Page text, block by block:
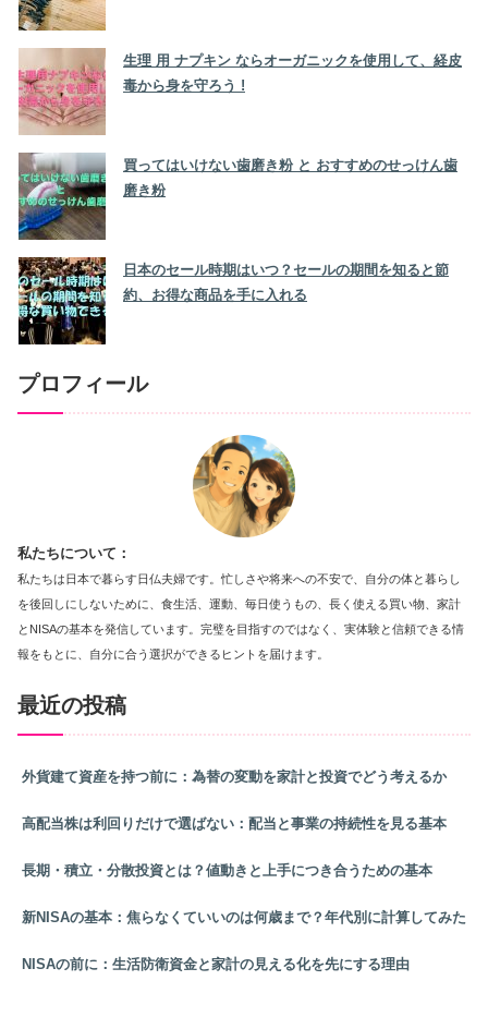
生理 用 ナプキン ならオーガニックを使用して、経皮
毒から身を守ろう !
買ってはいけない歯磨き粉 と おすすめのせっけん歯
磨き粉
日本のセール時期はいつ？セールの期間を知ると節
約、お得な商品を手に入れる
プロフィール
私たちについて：
私たちは日本で暮らす日仏夫婦です。忙しさや将来への不安で、自分の体と暮らし
を後回しにしないために、食生活、運動、毎日使うもの、長く使える買い物、家計
とNISAの基本を発信しています。完璧を目指すのではなく、実体験と信頼できる情
報をもとに、自分に合う選択ができるヒントを届けます。
最近の投稿
外貨建て資産を持つ前に：為替の変動を家計と投資でどう考えるか
高配当株は利回りだけで選ばない：配当と事業の持続性を見る基本
長期・積立・分散投資とは？値動きと上手につき合うための基本
新NISAの基本：焦らなくていいのは何歳まで？年代別に計算してみた
NISAの前に：生活防衛資金と家計の見える化を先にする理由